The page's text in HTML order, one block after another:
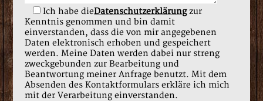
Ich habe dieDatenschutzerklärungzur
Kenntnis genommen und bin damit
einverstanden, dass die von mir angegebenen
Daten elektronisch erhoben und gespeichert
werden. Meine Daten werden dabei nur streng
zweckgebunden zur Bearbeitung und
Beantwortung meiner Anfrage benutzt. Mit dem
Absenden des Kontaktformulars erkläre ich mich
mit der Verarbeitung einverstanden.